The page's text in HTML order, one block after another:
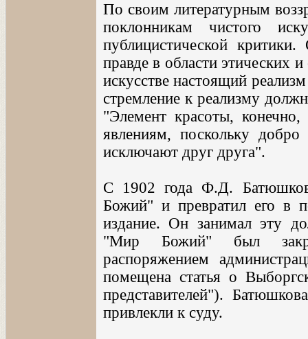
По своим литературным
поклонникам чистого
публицистической
правде в области этических
искусстве настоящий
стремление к реализму
"Элемент красоты,
явлениям, поскольку
исключают друг друга".
С 1902 года Ф.Д.
Божий" и превратил его в
издание. Он занимал эту
"Мир Божий" был
распоряжением
помещена статья о
представителей").
привлекли к суду.